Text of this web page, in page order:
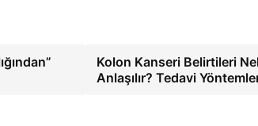
Kolon Kanseri Belirtileri
Anlaşılır? Tedavi